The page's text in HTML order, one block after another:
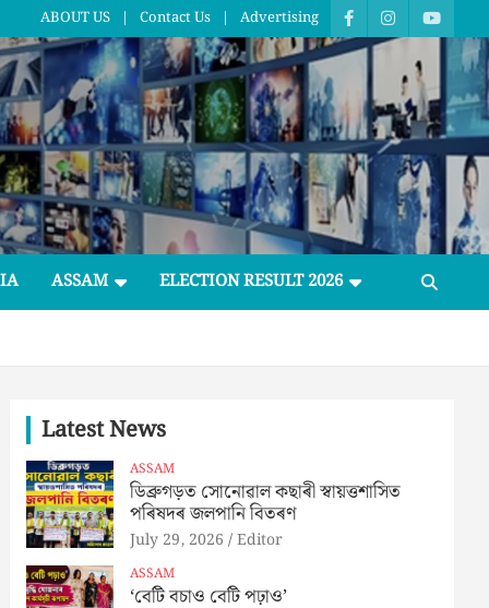
ABOUT US Contact Us Advertising
ASSAM ELECTION RESULT 2026
Latest News
ASSAM
ডিব্ৰুগড়ত সোনোৱাল কছাৰী স্বায়ত্তশাসিত
পৰিষদৰ জলপানি বিতৰণ
July 29, 2026 Editor
ASSAM
‘বেটি বচাও বেটি পঢ়াও’